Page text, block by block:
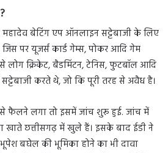
बेटिंग एप ऑनलाइन सट्टेबाजी के लिए
पर यूजर्स कार्ड गेम्स, पोकर आदि गेम
क्रिकेट, बैडमिंटन, टेनिस, फुटबॉल आदि
करते थे, जो कि पूरी तरह से अवैध है।
फैलने लगा तो इसमें जांच शुरू हुई. जांच में
खाते छत्तीसगढ़ में खुले हैं। इसके बाद ईडी ने
बघेल की भूमिका होने का भी दावा